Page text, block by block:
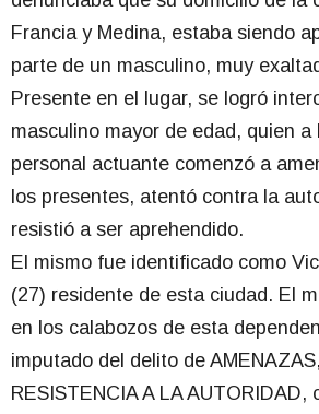
Francia y Medina, estaba siendo
parte de un masculino, muy
Presente en el lugar, se logró
masculino mayor de edad, quien a
personal actuante comenzó a
los presentes, atentó contra la
resistió a ser aprehendido.
El mismo fue identificado como
(27) residente de esta ciudad. El
en los calabozos de esta
imputado del delito de
RESISTENCIA A LA AUTORIDAD,